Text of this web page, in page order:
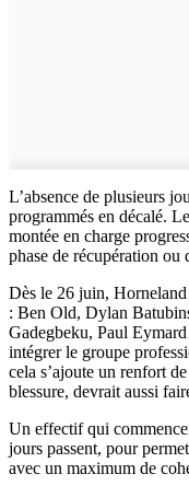
L’absence de plusieurs
programmés en décalé.
montée en charge
phase de récupération ou
Dès le 26 juin, Horneland
: Ben Old, Dylan
Gadegbeku, Paul
intégrer le groupe
cela s’ajoute un renfort
blessure, devrait aussi
Un effectif qui
jours passent, pour
avec un maximum de